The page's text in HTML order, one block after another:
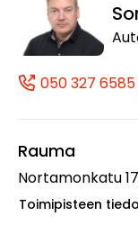
050 327 6585
Rauma
Nortamonkatu
Toimipisteen